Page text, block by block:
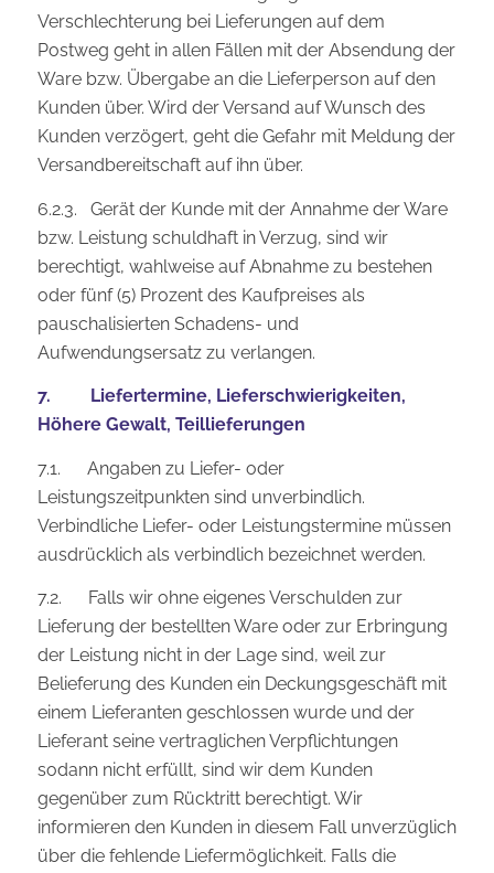
Verschlechterung bei Lieferungen auf dem
Postweg geht in allen Fällen mit der Absendung der
Ware bzw. Übergabe an die Lieferperson auf den
Kunden über. Wird der Versand auf Wunsch des
Kunden verzögert, geht die Gefahr mit Meldung der
Versandbereitschaft auf ihn über.
6.2.3. Gerät der Kunde mit der Annahme der Ware
bzw. Leistung schuldhaft in Verzug, sind wir
berechtigt, wahlweise auf Abnahme zu bestehen
oder fünf (5) Prozent des Kaufpreises als
pauschalisierten Schadens- und
Aufwendungsersatz zu verlangen.
7.
Liefertermine, Lieferschwierigkeiten,
Höhere Gewalt, Teillieferungen
7.1. Angaben zu Liefer- oder
Leistungszeitpunkten sind unverbindlich.
Verbindliche Liefer- oder Leistungstermine müssen
ausdrücklich als verbindlich bezeichnet werden.
7.2. Falls wir ohne eigenes Verschulden zur
Lieferung der bestellten Ware oder zur Erbringung
der Leistung nicht in der Lage sind, weil zur
Belieferung des Kunden ein Deckungsgeschäft mit
einem Lieferanten geschlossen wurde und der
Lieferant seine vertraglichen Verpflichtungen
sodann nicht erfüllt, sind wir dem Kunden
gegenüber zum Rücktritt berechtigt. Wir
informieren den Kunden in diesem Fall unverzüglich
über die fehlende Liefermöglichkeit. Falls die